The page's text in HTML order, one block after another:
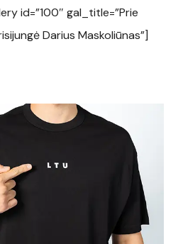
id=”100″ gal_title=”Prie
Darius Maskoliūnas”]